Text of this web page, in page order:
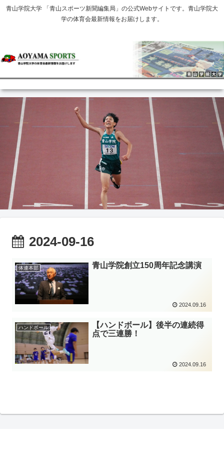
青山学院大学 「青山スポーツ新聞編集局」の公式Webサイトです。青山学院大
学の体育会最新情報をお届けします。
2024-09-16
体連本部 青山学院創立150周年記念講演
2024.09.16
ハンドボール
【ハンドボール】後半の連続得
点で三連勝！
2024.09.16